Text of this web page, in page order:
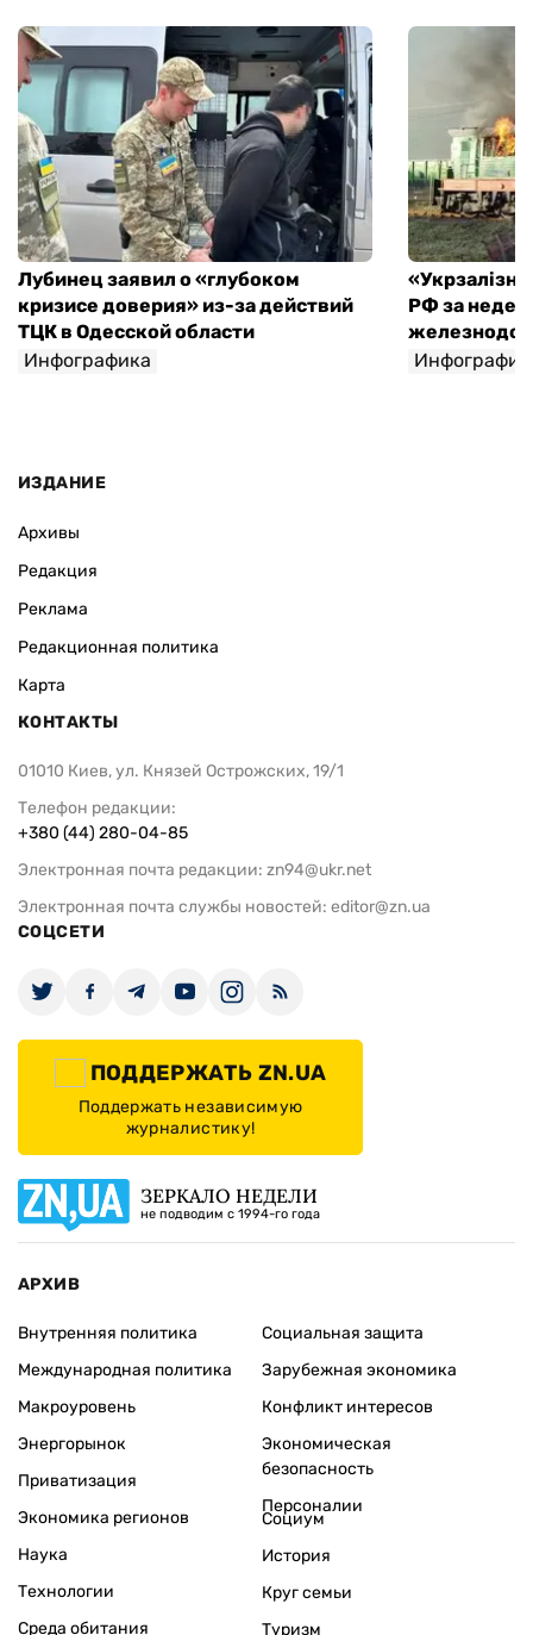
Лубинец заявил о «глубоком
кризисе доверия» из-за действий
ТЦК в Одесской области
Инфографика
РФ за
ИЗДАНИЕ
Архивы
Редакция
Реклама
Редакционная политика
Карта
КОНТАКТЫ
01010 Киев, ул. Князей Острожских, 19/1
Телефон редакции:
+380 (44) 280-04-85
Электронная почта редакции: zn94@ukr.net
Электронная почта службы новостей: editor@zn.ua
СОЦСЕТИ
ПОДДЕРЖАТЬ ZN.UA
Поддержать независимую
журналистику!
ЗЕРКАЛО НЕДЕЛИ
не подводим с 1994-го года
АРХИВ
Внутренняя политика
Международная политика
Макроуровень
Энергорынок
Приватизация
Экономика регионов
Социальная защита
Зарубежная экономика
Конфликт интересов
Экономическая
безопасность
Персоналии
Наука
Технологии
Среда обитания
Социум
История
Круг семьи
Туризм